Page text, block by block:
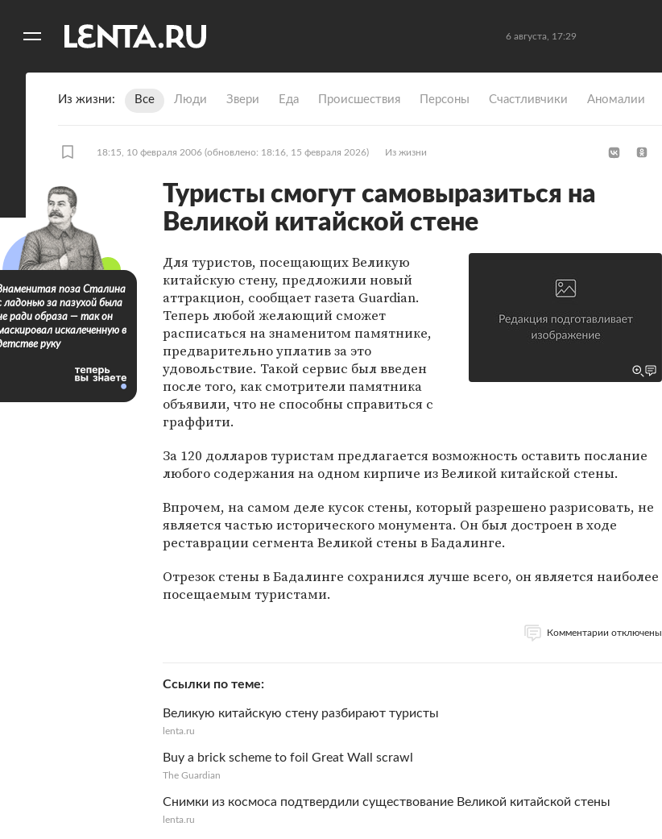
6 августа, 17:29
Из жизни Все Люди Звери Еда Происшествия Персоны Счастливчики Аномалии
18:15, 10 февраля 2006 (обновлено: 18:16, 15 февраля 2026) Из жизни
Туристы смогут самовыразиться на
Великой китайской стене
Для туристов, посещающих Великую
китайскую стену, предложили новый
аттракцион, сообщает газета Guardian.
Теперь любой желающий сможет
расписаться на знаменитом памятнике,
предварительно уплатив за это
удовольствие. Такой сервис был введен
после того, как смотрители памятника
объявили, что не способны справиться с
граффити.
За 120 долларов туристам предлагается возможность оставить послание
любого содержания на одном кирпиче из Великой китайской стены.
Впрочем, на самом деле кусок стены, который разрешено разрисовать, не
является частью исторического монумента. Он был достроен в ходе
реставрации сегмента Великой стены в Бадалинге.
Отрезок стены в Бадалинге сохранился лучше всего, он является наиболее
посещаемым туристами.
Комментарии отключены
Ссылки по теме
Великую китайскую стену разбирают туристы
lenta.ru
Buy a brick scheme to foil Great Wall scrawl
The Guardian
Снимки из космоса подтвердили существование Великой китайской стены
lenta.ru
поза Сталина
ладонью за пазухой была
ради образа — так он
искалеченную в
руку